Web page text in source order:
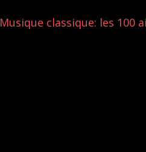
Musique classique: les 100